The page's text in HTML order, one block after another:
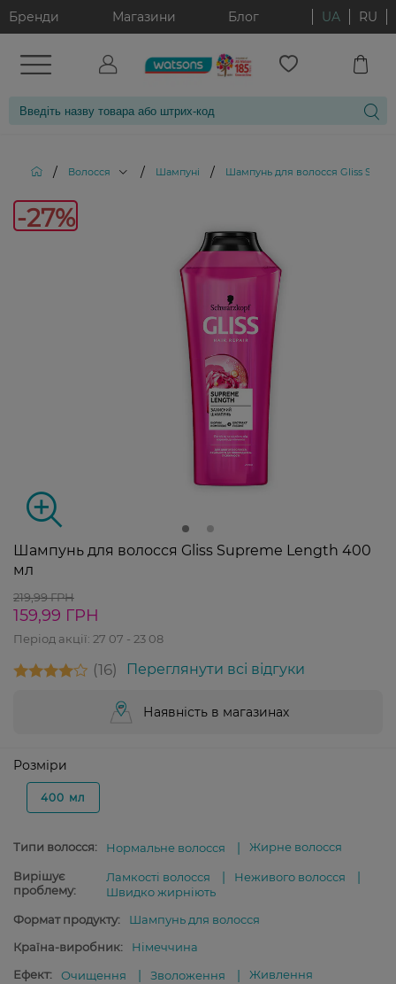
Бренди Магазини Блог UA RU
/ Волосся / Шампуні / Шампунь для волосся Gliss
-27%
Шампунь для волосся Gliss Supreme Length 400
мл
219,99 ГРН
159,99 ГРН
Період акції: 27 07 - 23 08
16 Переглянути всі відгуки
Наявність в магазинах
Розміри
400 мл
Типи волосся: Нормальне волосся Жирне волосся
Вирішує
проблему:
Ламкості волосся
Неживого волосся
Швидко жирніють
Формат продукту:
Шампунь для волосся
Країна-виробник:
Німеччина
Ефект:
Очищення Зволоження Живлення